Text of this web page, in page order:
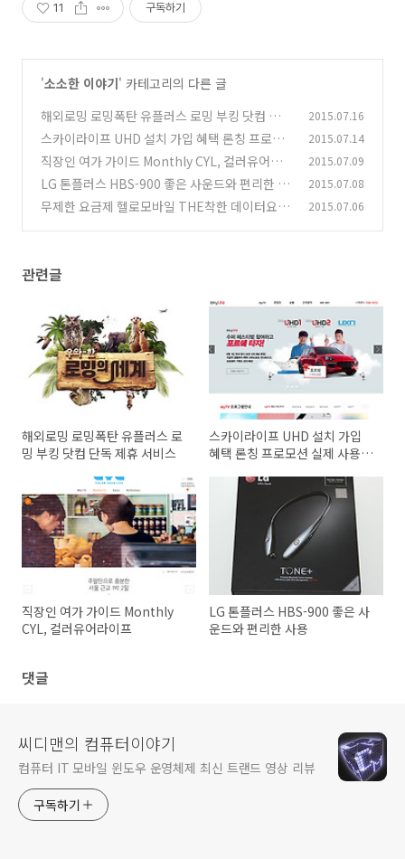
11 구독하기
'소소한 이야기' 카테고리의 다른 글
해외로밍 로밍폭탄 유플러스 로밍 부킹 닷컴 단독
제휴 서비스 (0)
2015.07.16
스카이라이프 UHD 설치 가입 혜택 론칭 프로모
션 실제 사용후기
(1)
2015.07.14
직장인 여가 가이드 Monthly CYL, 컬러유어라
이프
(1)
2015.07.09
LG 톤플러스 HBS-900 좋은 사운드와 편리한 사
용
(1)
2015.07.08
무제한 요금제 헬로모바일 THE착한 데이터요금
2015.07.06
관련글
해외로밍 로밍폭탄 유플러스 로
밍 부킹 닷컴 단독 제휴 서비스
스카이라이프 UHD 설치 가입
혜택 론칭 프로모션 실제 사용후
직장인 여가 가이드 Monthly
CYL, 컬러유어라이프
LG 톤플러스 HBS-900 좋은 사
운드와 편리한 사용
댓글
씨디맨의 컴퓨터이야기
컴퓨터 IT 모바일 윈도우 운영체제 최신 트랜드 영상 리뷰
구독하기